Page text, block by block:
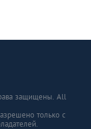
защищены. All
только с